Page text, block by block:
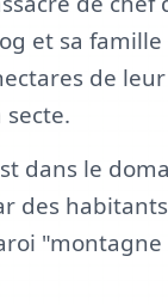
et sa
de
dans le
des